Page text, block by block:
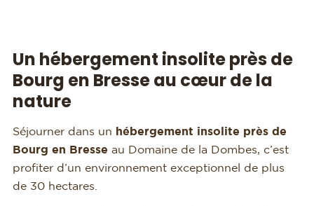
Un hébergement insolite près de
Bourg en Bresse au cœur de la
nature
Séjourner dans un hébergement insolite près de
Bourg en Bresse au Domaine de la Dombes, c’est
profiter d’un environnement exceptionnel de plus
de 30 hectares.